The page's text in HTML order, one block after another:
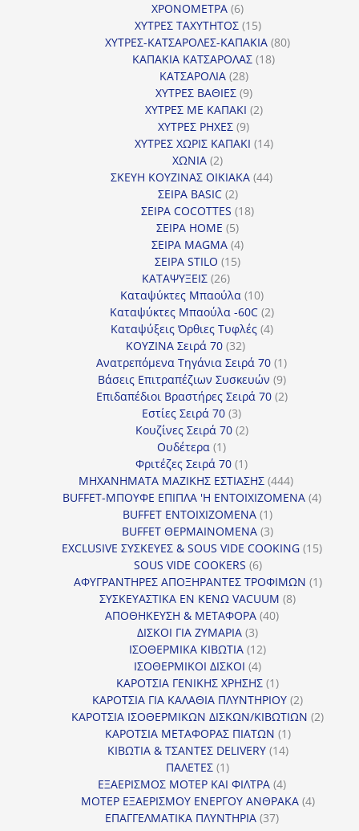
ΧΡΟΝΟΜΕΤΡΑ 66
προϊόντα
ΧΥΤΡΕΣ ΤΑΧΥΤΗΤΟΣ 1515
προϊόντα
ΧΥΤΡΕΣ-ΚΑΤΣΑΡΟΛΕΣ-ΚΑΠΑΚΙΑ 8080
ΚΑΠΑΚΙΑ ΚΑΤΣΑΡΟΛΑΣ 1818
ΚΑΤΣΑΡΟΛΙΑ 2828
προϊόντα
ΧΥΤΡΕΣ ΒΑΘΙΕΣ 99
προϊόντα
ΧΥΤΡΕΣ ΜΕ ΚΑΠΑΚΙ 22
ΧΥΤΡΕΣ ΡΗΧΕΣ 99
προϊόντα
ΧΥΤΡΕΣ ΧΩΡΙΣ ΚΑΠΑΚΙ 1414
ΧΩΝΙΑ 22
προϊόντα
ΣΚΕΥΗ ΚΟΥΖΙΝΑΣ ΟΙΚΙΑΚΑ 4444
ΣΕΙΡΑ BASIC 22
προϊόντα
ΣΕΙΡΑ COCOTTES 1818
ΣΕΙΡΑ HOME 55
προϊόντα
ΣΕΙΡΑ MAGMA 44
προϊόντα
ΣΕΙΡΑ STILO 1515
ΚΑΤΑΨΥΞΕΙΣ 2626
προϊόντα
Καταψύκτες Μπαούλα 1010
προϊόντα
Καταψύκτες Μπαούλα -60C 22
προϊόντα
Καταψύξεις Όρθιες Τυφλές 44
ΚΟΥΖΙΝΑ Σειρά 70 3232
προϊόντα
Ανατρεπόμενα Τηγάνια Σειρά 70 11
προϊόν
Βάσεις Επιτραπέζιων Συσκευών 99
προϊόντα
Επιδαπέδιοι Βραστήρες Σειρά 70 22
Εστίες Σειρά 70 33
προϊόντα
Κουζίνες Σειρά 70 22
Ουδέτερα 11
προϊόν
Φριτέζες Σειρά 70 11
προϊόν
ΜΗΧΑΝΗΜΑΤΑ ΜΑΖΙΚΗΣ ΕΣΤΙΑΣΗΣ 444444
προϊόντα
BUFFET-ΜΠΟΥΦΕ ΕΠΙΠΛΑ 'Η ΕΝΤΟΙΧΙΖΟΜΕΝΑ 44
BUFFET ΕΝΤΟΙΧΙΖΟΜΕΝΑ 11
προϊόν
BUFFET ΘΕΡΜΑΙΝΟΜΕΝΑ 33
προϊόντα
EXCLUSIVE ΣΥΣΚΕΥΕΣ & SOUS VIDE COOKING 1515
SOUS VIDE COOKERS 66
προϊόντα
ΑΦΥΓΡΑΝΤΗΡΕΣ ΑΠΟΞΗΡΑΝΤΕΣ ΤΡΟΦΙΜΩΝ 11
ΣΥΣΚΕΥΑΣΤΙΚΑ ΕΝ ΚΕΝΩ VACUUM 88
ΑΠΟΘΗΚΕΥΣΗ & ΜΕΤΑΦΟΡΑ 4040
ΔΙΣΚΟΙ ΓΙΑ ΖΥΜΑΡΙΑ 33
προϊόντα
ΙΣΟΘΕΡΜΙΚΑ ΚΙΒΩΤΙΑ 1212
ΙΣΟΘΕΡΜΙΚΟΙ ΔΙΣΚΟΙ 44
προϊόντα
ΚΑΡΟΤΣΙΑ ΓΕΝΙΚΗΣ ΧΡΗΣΗΣ 11
προϊόν
ΚΑΡΟΤΣΙΑ ΓΙΑ ΚΑΛΑΘΙΑ ΠΛΥΝΤΗΡΙΟΥ 22
προϊόντα
ΚΑΡΟΤΣΙΑ ΙΣΟΘΕΡΜΙΚΩΝ ΔΙΣΚΩΝ/ΚΙΒΩΤΙΩΝ 22
ΚΑΡΟΤΣΙΑ ΜΕΤΑΦΟΡΑΣ ΠΙΑΤΩΝ 11
προϊόν
ΚΙΒΩΤΙΑ & ΤΣΑΝΤΕΣ DELIVERY 1414
ΠΑΛΕΤΕΣ 11
προϊόν
ΕΞΑΕΡΙΣΜΟΣ ΜΟΤΕΡ ΚΑΙ ΦΙΛΤΡΑ 44
προϊόντα
ΜΟΤΕΡ ΕΞΑΕΡΙΣΜΟΥ ΕΝΕΡΓΟΥ ΑΝΘΡΑΚΑ 44
ΕΠΑΓΓΕΛΜΑΤΙΚΑ ΠΛΥΝΤΗΡΙΑ 3737